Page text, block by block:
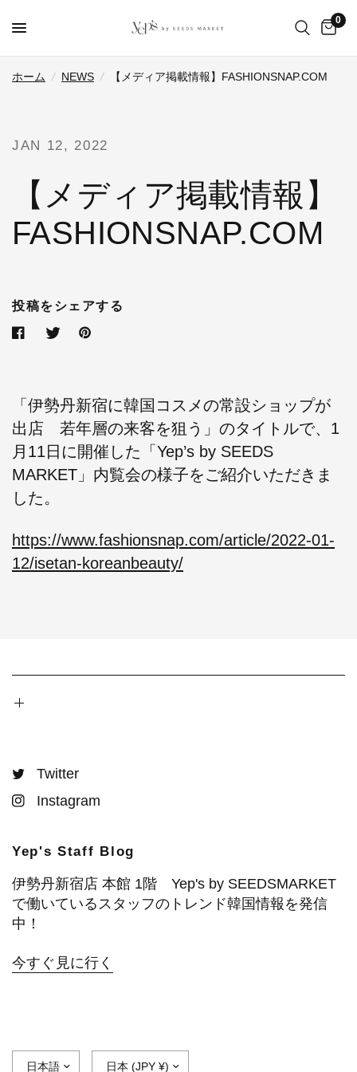
0
ホーム / NEWS / 【メディア掲載情報】FASHIONSNAP.COM
JAN 12, 2022
【メディア掲載情報】
FASHIONSNAP.COM
投稿をシェアする
「伊勢丹新宿に韓国コスメの常設ショップが
出店 若年層の来客を狙う」のタイトルで、1
月11日に開催した「Yep’s by SEEDS
MARKET」内覧会の様子をご紹介いただきま
した。
https://www.fashionsnap.com/article/2022-01-
12/isetan-koreanbeauty/
Twitter
Instagram
Yep's Staff Blog
伊勢丹新宿店 本館 1階 Yep's by SEEDSMARKET
で働いているスタッフのトレンド韓国情報を発信
中！
今すぐ見に行く